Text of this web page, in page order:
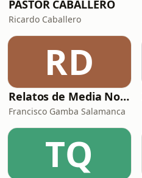
PASTOR CABALLERO
Ricardo Caballero
RD
Relatos de Media Noche
Francisco Gamba Salamanca
TQ